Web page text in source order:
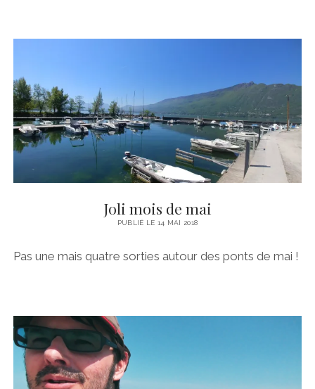
Joli mois de mai
PUBLIÉ LE 14 MAI 2018
Pas une mais quatre sorties autour des ponts de mai !